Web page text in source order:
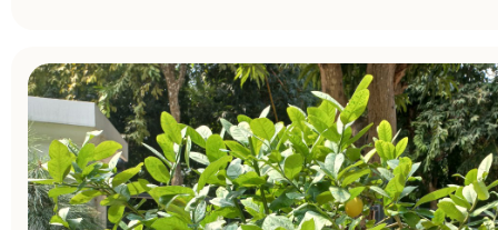
trang trí cảnh quan sân vườn. Cây cho quả màu
trái, tô điểm cảnh sắc ngôi nhà thêm phần tươi
dưới đây hãy cùng Thiên Đường Hoa tìm hiểu thêm
sóc loại cây, tạo điều kiện để cây sinh trưởng tốt